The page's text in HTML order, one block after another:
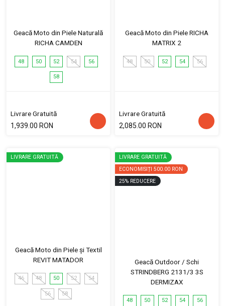
Geacă Moto din Piele Naturală
RICHA CAMDEN
48 50 52 54 56
58
Livrare Gratuită
1,939.00 RON
Geacă Moto din Piele RICHA
MATRIX 2
48 50 52 54 56
Livrare Gratuită
2,085.00 RON
LIVRARE GRATUITĂ
Geacă Moto din Piele și Textil
REVIT MATADOR
46 48 50 52 54
56 58
LIVRARE GRATUITĂ
ECONOMISIȚI 500.00 RON
25% REDUCERE
Geacă Outdoor / Schi
STRINDBERG 2131/3 3S
DERMIZAX
48 50 52 54 56